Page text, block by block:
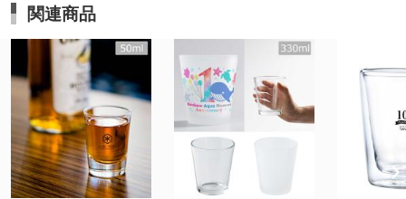
関連商品